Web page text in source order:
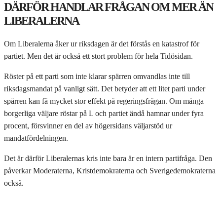
DÄRFÖR HANDLAR FRÅGAN OM MER ÄN
LIBERALERNA
Om Liberalerna åker ur riksdagen är det förstås en katastrof för
partiet. Men det är också ett stort problem för hela Tidösidan.
Röster på ett parti som inte klarar spärren omvandlas inte till
riksdagsmandat på vanligt sätt. Det betyder att ett litet parti under
spärren kan få mycket stor effekt på regeringsfrågan. Om många
borgerliga väljare röstar på L och partiet ändå hamnar under fyra
procent, försvinner en del av högersidans väljarstöd ur
mandatfördelningen.
Det är därför Liberalernas kris inte bara är en intern partifråga. Den
påverkar Moderaterna, Kristdemokraterna och Sverigedemokraterna
också.